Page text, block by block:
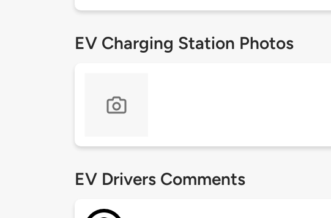
EV Charging Station Photos
EV Drivers Comments